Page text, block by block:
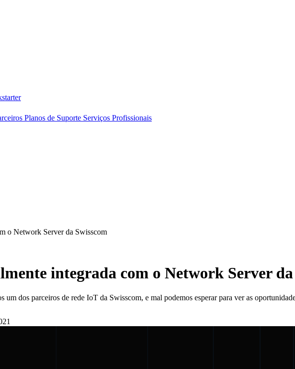
Planos de Suporte Serviços Profissionais
o Network Server da Swisscom
integrada com o Network Server da
um dos parceiros de rede IoT da Swisscom, e mal podemos esperar para ver as